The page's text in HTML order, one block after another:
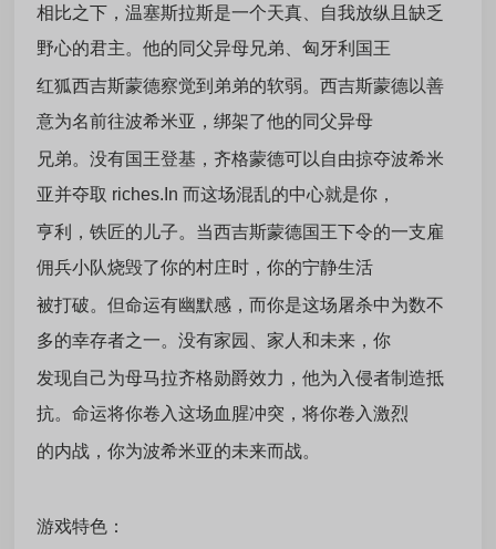
相比之下，温塞斯拉斯是一个天真、自我放纵且缺乏
野心的君主。他的同父异母兄弟、匈牙利国王
红狐西吉斯蒙德察觉到弟弟的软弱。西吉斯蒙德以善
意为名前往波希米亚，绑架了他的同父异母
兄弟。没有国王登基，齐格蒙德可以自由掠夺波希米
亚并夺取 riches.In 而这场混乱的中心就是你，
亨利，铁匠的儿子。当西吉斯蒙德国王下令的一支雇
佣兵小队烧毁了你的村庄时，你的宁静生活
被打破。但命运有幽默感，而你是这场屠杀中为数不
多的幸存者之一。没有家园、家人和未来，你
发现自己为母马拉齐格勋爵效力，他为入侵者制造抵
抗。命运将你卷入这场血腥冲突，将你卷入激烈
的内战，你为波希米亚的未来而战。
游戏特色：